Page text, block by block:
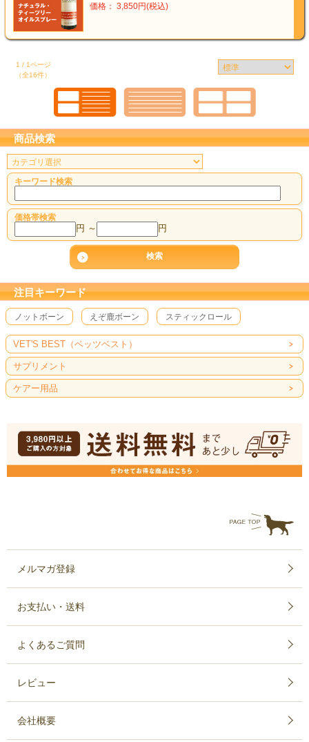
価格： 3,850円(税込)
1 / 1ページ
（全16件）
商品検索
キーワード検索
価格帯検索
円 ～ 円
注目キーワード
ノットボーン えぞ鹿ボーン スティックロール
VET'S BEST（ベッツベスト）
サプリメント
ケアー用品
メルマガ登録
お支払い・送料
よくあるご質問
レビュー
会社概要